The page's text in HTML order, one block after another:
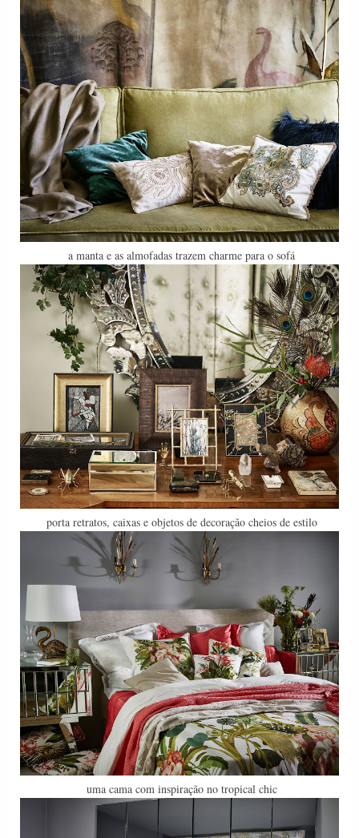
a manta e as almofadas trazem charme para o sofá
porta retratos, caixas e objetos de decoração cheios de estilo
uma cama com inspiração no tropical chic